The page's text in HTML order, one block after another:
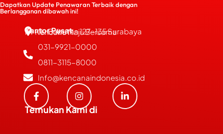
Dapatkan Update Penawaran Terbaik dengan
Berlangganan dibawah ini!
Kantor Pusat
PT Kencana Maju Bersama
JL. Bubutan 127-135 Surabaya
031-9921-0000
0811-3115-8000
Info@kencanaindonesia.co.id
Temukan Kami di